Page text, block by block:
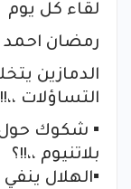
لقاء كل يوم
رمضان احمد
الدمازين
التساؤلات
▪︎ شكوك حول
بلاتنيوم ،،!!؟
▪︎الهلال